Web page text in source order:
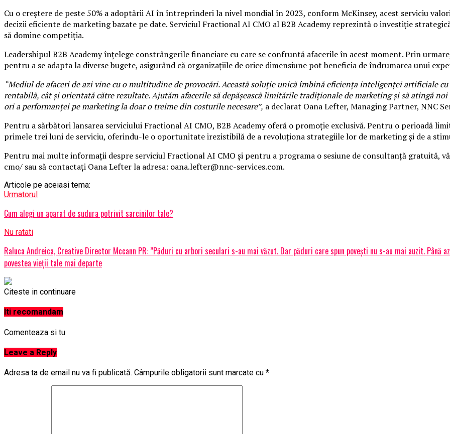
Cu o creștere de peste 50% a adoptării AI în întreprinderi la nivel mondial în 2023, conform McKinsey, acest serviciu
decizii eficiente de marketing bazate pe date. Serviciul Fractional AI CMO al B2B Academy reprezintă o investiție
să domine competiția.
Leadershipul B2B Academy înțelege constrângerile financiare cu care se confruntă afacerile în acest moment. Prin
pentru a se adapta la diverse bugete, asigurând că organizațiile de orice dimensiune pot beneficia de îndrumarea unui
“Mediul de afaceri de azi vine cu o multitudine de provocări. Această soluție unică îmbină eficiența inteligenței artificiale
rentabilă, cât și orientată către rezultate. Ajutăm afacerile să depășească limitările tradiționale de marketing și să atingă noi
ori a performanței pe marketing la doar o treime din costurile necesare”, a declarat Oana Lefter, Managing Partner, NNC
Pentru a sărbători lansarea serviciului Fractional AI CMO, B2B Academy oferă o promoție exclusivă. Pentru o perioadă
primele trei luni de serviciu, oferindu-le o oportunitate irezistibilă de a revoluționa strategiile lor de marketing și de a
Pentru mai multe informații despre serviciul Fractional AI CMO și pentru a programa o sesiune de consultanță gratuită,
cmo/ sau să contactați Oana Lefter la adresa: oana.lefter@nnc-services.com.
Articole pe aceiasi tema:
Urmatorul
Cum alegi un aparat de sudura potrivit sarcinilor tale?
Nu ratati
Raluca Andreica, Creative Director Mccann PR: ”Păduri cu arbori seculari s-au mai văzut. Dar păduri care spun povești nu s-au mai auzit. Până
povestea vieții tale mai departe
Citeste in continuare
Iti recomandam
Comenteaza si tu
Leave a Reply
Adresa ta de email nu va fi publicată. Câmpurile obligatorii sunt marcate cu *